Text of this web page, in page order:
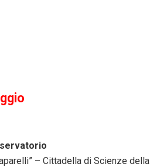
– Cittadella di Scienze della